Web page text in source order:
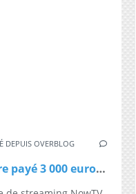
DEPUIS OVERBLOG
Job de rêve : Être payé 3 000 euros par mois pour regarder des séries, ça vous dit ?